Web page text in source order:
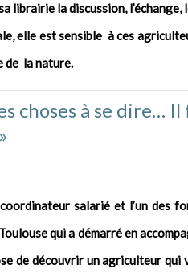
librairie la discussion, l’échange,
elle est sensible à ces
de la nature.
choses à se dire…
salarié et l’un des
qui a démarré en
de découvrir un agriculteur